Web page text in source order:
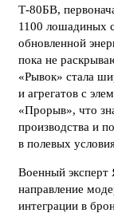
Т-80БВ,
1100 лошадиных
обновленной
пока не
«Рывок» стала
и агрегатов с
«Прорыв», что
производства и
в полевых
Военный эксперт
направление
интеграции в